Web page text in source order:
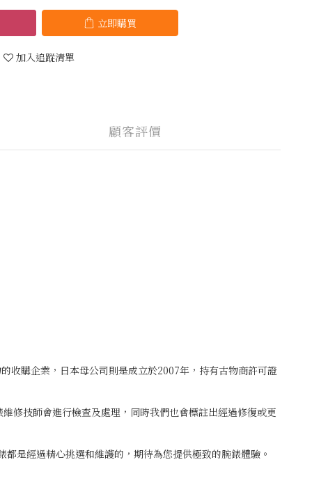
立即購買
加入追蹤清單
顧客評價
收購企業，日本母公司則是成立於2007年，持有古物商許可證
修技師會進行檢查及處理，同時我們也會標註出經過修復或更
是經過精心挑選和維護的，期待為您提供極致的腕錶體驗。